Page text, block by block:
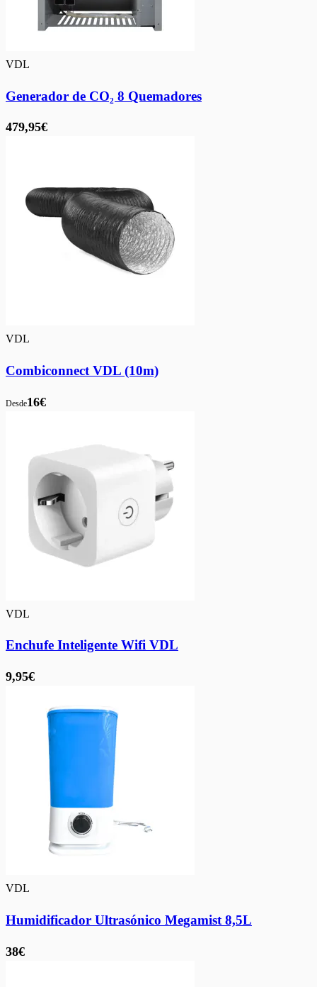
VDL
Generador de CO₂ 8 Quemadores
479,95€
VDL
Combiconnect VDL (10m)
Desde16€
VDL
Enchufe Inteligente Wifi VDL
9,95€
VDL
Humidificador Ultrasónico Megamist 8,5L
38€